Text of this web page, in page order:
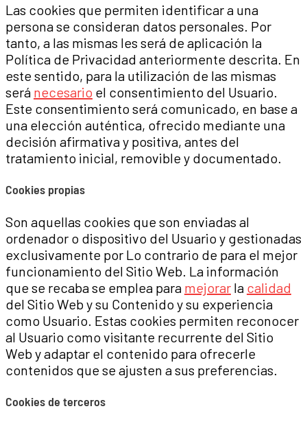
Las cookies que permiten identificar a una
persona se consideran datos personales. Por
tanto, a las mismas les será de aplicación la
Política de Privacidad anteriormente descrita. En
este sentido, para la utilización de las mismas
será necesario el consentimiento del Usuario.
Este consentimiento será comunicado, en base a
una elección auténtica, ofrecido mediante una
decisión afirmativa y positiva, antes del
tratamiento inicial, removible y documentado.
Cookies propias
Son aquellas cookies que son enviadas al
ordenador o dispositivo del Usuario y gestionadas
exclusivamente por Lo contrario de para el mejor
funcionamiento del Sitio Web. La información
que se recaba se emplea para mejorar la calidad
del Sitio Web y su Contenido y su experiencia
como Usuario. Estas cookies permiten reconocer
al Usuario como visitante recurrente del Sitio
Web y adaptar el contenido para ofrecerle
contenidos que se ajusten a sus preferencias.
Cookies de terceros